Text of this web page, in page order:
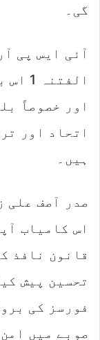
گی۔
آئی ایس پی
اور خصوصاً
اتحاد اور
ہیں۔
صدر آصف علی
اس کامیاب
قانون نافذ
تحسین پیش
فورسز کی
صوبے میں